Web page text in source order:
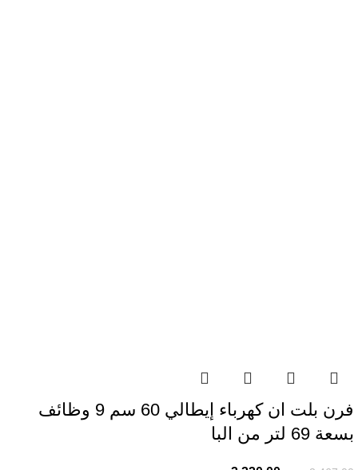
فرن بلت ان كهرباء إيطالي 60 سم 9 وظائف
بسعة 69 لتر من البا